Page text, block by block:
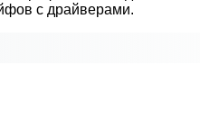
с драйверами.